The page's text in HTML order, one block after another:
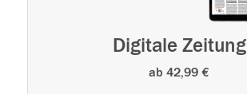
Digitale Zeitung
ab 42,99 €